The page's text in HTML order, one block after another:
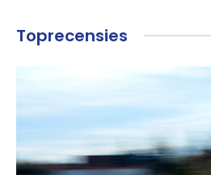
Toprecensies